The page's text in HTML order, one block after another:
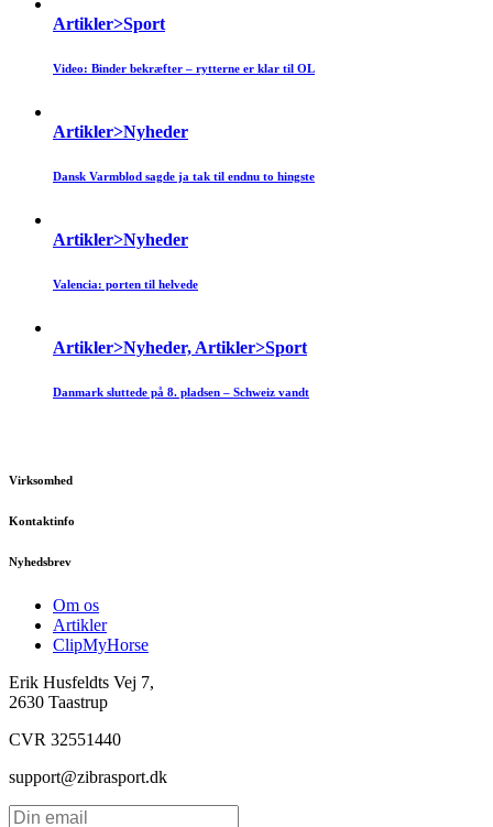
Artikler>Sport
Video: Binder bekræfter – rytterne er klar til OL
Artikler>Nyheder
Dansk Varmblod sagde ja tak til endnu to hingste
Artikler>Nyheder
Valencia: porten til helvede
Artikler>Nyheder, Artikler>Sport
Danmark sluttede på 8. pladsen – Schweiz vandt
Virksomhed
Kontaktinfo
Nyhedsbrev
Om os
Artikler
ClipMyHorse
Erik Husfeldts Vej 7,
2630 Taastrup
CVR 32551440
support@zibrasport.dk